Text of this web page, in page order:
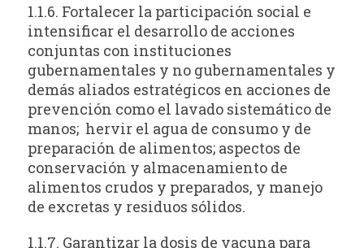
1.1.6. Fortalecer la participación social e
intensificar el desarrollo de acciones
conjuntas con instituciones
gubernamentales y no gubernamentales y
demás aliados estratégicos en acciones de
prevención como el lavado sistemático de
manos; hervir el agua de consumo y de
preparación de alimentos; aspectos de
conservación y almacenamiento de
alimentos crudos y preparados, y manejo
de excretas y residuos sólidos.
1.1.7. Garantizar la dosis de vacuna para